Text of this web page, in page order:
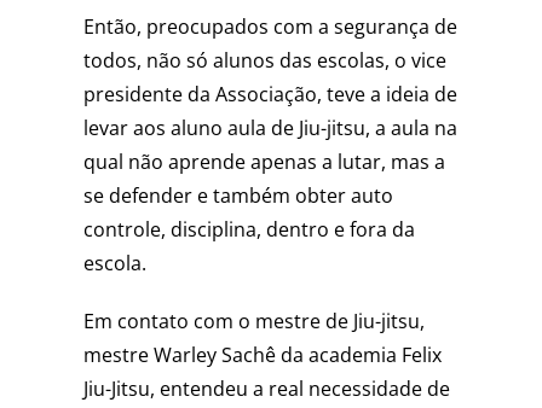
Então, preocupados com a segurança de
todos, não só alunos das escolas, o vice
presidente da Associação, teve a ideia de
levar aos aluno aula de Jiu-jitsu, a aula na
qual não aprende apenas a lutar, mas a
se defender e também obter auto
controle, disciplina, dentro e fora da
escola.
Em contato com o mestre de Jiu-jitsu,
mestre Warley Sachê da academia Felix
Jiu-Jitsu, entendeu a real necessidade de